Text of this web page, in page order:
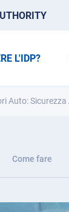
L'IDP?
Auto:
Come fare